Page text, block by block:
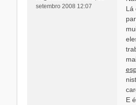
setembro 2008 12:07
a
g
e
m
Lá
E